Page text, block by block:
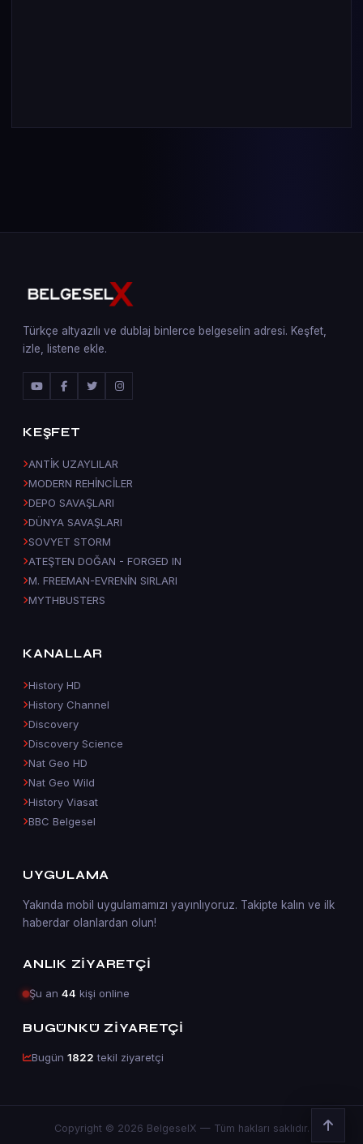
Türkçe altyazılı ve dublaj binlerce belgeselin adresi. Keşfet,
izle, listene ekle.
KEŞFET
ANTİK UZAYLILAR
MODERN REHİNCİLER
DEPO SAVAŞLARI
DÜNYA SAVAŞLARI
SOVYET STORM
ATEŞTEN DOĞAN - FORGED IN
M. FREEMAN-EVRENİN SIRLARI
MYTHBUSTERS
KANALLAR
History HD
History Channel
Discovery
Discovery Science
Nat Geo HD
Nat Geo Wild
History Viasat
BBC Belgesel
UYGULAMA
Yakında mobil uygulamamızı yayınlıyoruz. Takipte kalın ve ilk
haberdar olanlardan olun!
ANLIK ZIYARETÇI
Şu an 44 kişi online
BUGÜNKÜ ZIYARETÇI
Bugün 1822 tekil ziyaretçi
Copyright © 2026 BelgeselX — Tüm hakları saklıdır.